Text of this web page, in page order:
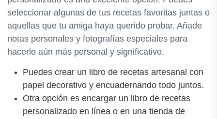
seleccionar algunas de tus recetas favoritas juntas o
aquellas que tu amiga haya querido probar. Añade
notas personales y fotografías especiales para
hacerlo aún más personal y significativo.
Puedes crear un libro de recetas artesanal con
papel decorativo y encuadernando todo juntos.
Otra opción es encargar un libro de recetas
personalizado en línea o en una tienda de